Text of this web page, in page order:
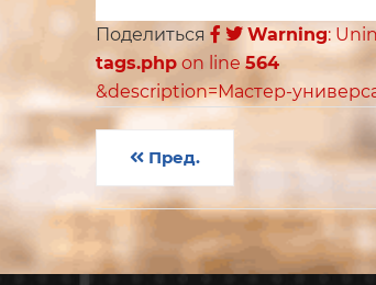
Поделиться Warning:
tags.php on line564
&description=Мастер-
Пред.